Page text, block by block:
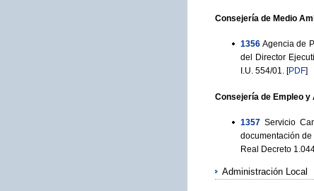
Consejería de Medio
1356 Agencia de
del Director
I.U. 554/01.
[PDF]
Consejería de Empleo y
1357 Servicio
documentación
Real Decreto
Administración Local